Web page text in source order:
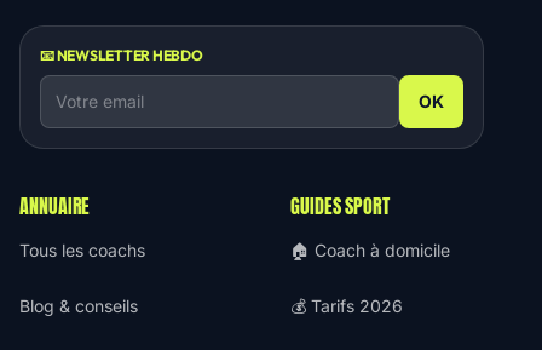
📧 NEWSLETTER HEBDO
OK
ANNUAIRE
Tous les coachs
Blog & conseils
GUIDES SPORT
🏠 Coach à domicile
💰 Tarifs 2026